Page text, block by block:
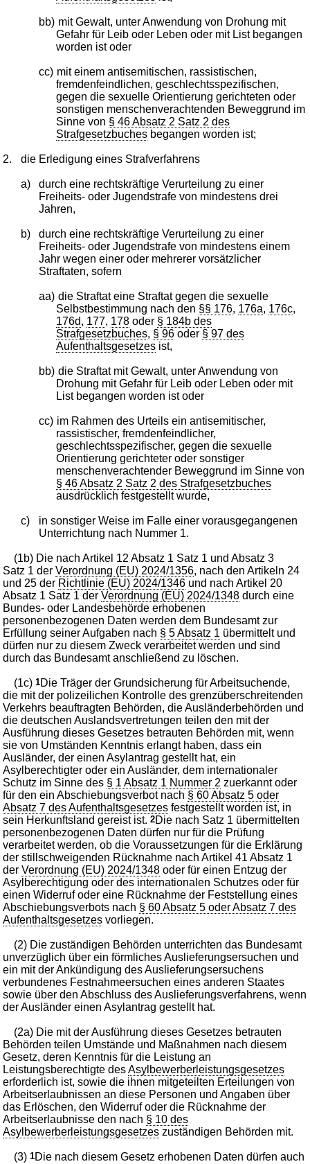
bb) mit Gewalt, unter Anwendung von Drohung mit
Gefahr für Leib oder Leben oder mit List begangen
worden ist oder
cc) mit einem antisemitischen, rassistischen,
fremdenfeindlichen, geschlechtsspezifischen,
gegen die sexuelle Orientierung gerichteten oder
sonstigen menschenverachtenden Beweggrund im
Sinne von § 46 Absatz 2 Satz 2 des
Strafgesetzbuches begangen worden ist;
2. die Erledigung eines Strafverfahrens
a)
durch eine rechtskräftige Verurteilung zu einer
Freiheits- oder Jugendstrafe von mindestens drei
Jahren,
b)
durch eine rechtskräftige Verurteilung zu einer
Freiheits- oder Jugendstrafe von mindestens einem
Jahr wegen einer oder mehrerer vorsätzlicher
Straftaten, sofern
aa) die Straftat eine Straftat gegen die sexuelle
Selbstbestimmung nach den §§ 176, 176a, 176c,
176d, 177, 178 oder § 184b des
Strafgesetzbuches, § 96 oder § 97 des
Aufenthaltsgesetzes ist,
bb) die Straftat mit Gewalt, unter Anwendung von
Drohung mit Gefahr für Leib oder Leben oder mit
List begangen worden ist oder
cc) im Rahmen des Urteils ein antisemitischer,
rassistischer, fremdenfeindlicher,
geschlechtsspezifischer, gegen die sexuelle
Orientierung gerichteter oder sonstiger
menschenverachtender Beweggrund im Sinne von
§ 46 Absatz 2 Satz 2 des Strafgesetzbuches
ausdrücklich festgestellt wurde,
c)
in sonstiger Weise im Falle einer vorausgegangenen
Unterrichtung nach Nummer 1.
(1b) Die nach Artikel 12 Absatz 1 Satz 1 und Absatz 3
Satz 1 derVerordnung (EU) 2024/1356, nach den Artikeln 24
und 25 der Richtlinie (EU) 2024/1346 und nach Artikel 20
Absatz 1 Satz 1 derVerordnung (EU) 2024/1348 durch eine
Bundes- oder Landesbehörde erhobenen
personenbezogenen Daten werden dem Bundesamt zur
Erfüllung seiner Aufgaben nach § 5 Absatz 1 übermittelt und
dürfen nur zu diesem Zweck verarbeitet werden und sind
durch das Bundesamt anschließend zu löschen.
(1c)1Die Träger der Grundsicherung für Arbeitsuchende,
die mit der polizeilichen Kontrolle des grenzüberschreitenden
Verkehrs beauftragten Behörden, die Ausländerbehörden und
die deutschen Auslandsvertretungen teilen den mit der
Ausführung dieses Gesetzes betrauten Behörden mit, wenn
sie von Umständen Kenntnis erlangt haben, dass ein
Ausländer, der einen Asylantrag gestellt hat, ein
Asylberechtigter oder ein Ausländer, dem internationaler
Schutz im Sinne des § 1 Absatz 1 Nummer 2 zuerkannt oder
für den ein Abschiebungsverbot nach § 60 Absatz 5 oder
Absatz 7 des Aufenthaltsgesetzes festgestellt worden ist, in
sein Herkunftsland gereist ist.2Die nach Satz 1 übermittelten
personenbezogenen Daten dürfen nur für die Prüfung
verarbeitet werden, ob die Voraussetzungen für die Erklärung
der stillschweigenden Rücknahme nach Artikel 41 Absatz 1
derVerordnung (EU) 2024/1348 oder für einen Entzug der
Asylberechtigung oder des internationalen Schutzes oder für
einen Widerruf oder eine Rücknahme der Feststellung eines
Abschiebungsverbots nach § 60 Absatz 5 oder Absatz 7 des
Aufenthaltsgesetzes vorliegen.
(2) Die zuständigen Behörden unterrichten das Bundesamt
unverzüglich über ein förmliches Auslieferungsersuchen und
ein mit der Ankündigung des Auslieferungsersuchens
verbundenes Festnahmeersuchen eines anderen Staates
sowie über den Abschluss des Auslieferungsverfahrens, wenn
der Ausländer einen Asylantrag gestellt hat.
(2a) Die mit der Ausführung dieses Gesetzes betrauten
Behörden teilen Umstände und Maßnahmen nach diesem
Gesetz, deren Kenntnis für die Leistung an
Leistungsberechtigte desAsylbewerberleistungsgesetzes
erforderlich ist, sowie die ihnen mitgeteilten Erteilungen von
Arbeitserlaubnissen an diese Personen und Angaben über
das Erlöschen, den Widerruf oder die Rücknahme der
Arbeitserlaubnisse den nach § 10 des
Asylbewerberleistungsgesetzes zuständigen Behörden mit.
(3)1Die nach diesem Gesetz erhobenen Daten dürfen auch